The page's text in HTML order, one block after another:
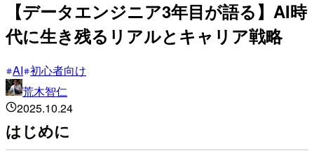
【データエンジニア3年目が語る】AI時
代に生き残るリアルとキャリア戦略
AI 初心者向け
荒木智仁
2025.10.24
はじめに